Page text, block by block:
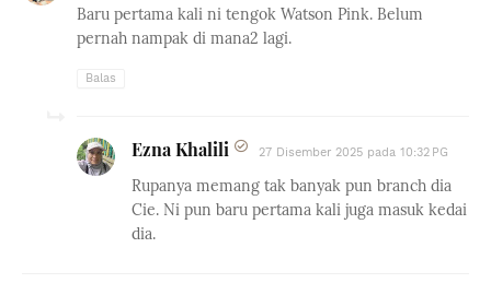
Baru pertama kali ni tengok Watson Pink. Belum
pernah nampak di mana2 lagi.
Balas
Ezna Khalili 27 Disember 2025 pada 10:32 PG
Rupanya memang tak banyak pun branch dia
Cie. Ni pun baru pertama kali juga masuk kedai
dia.